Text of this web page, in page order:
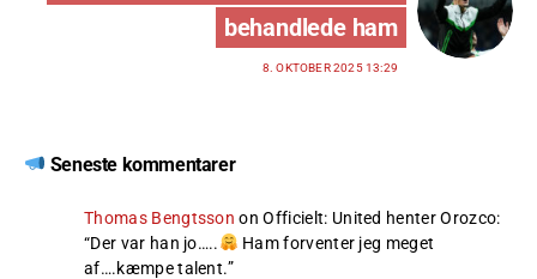
behandlede ham
8. OKTOBER 2025 13:29
Seneste kommentarer
Thomas Bengtsson onOfficielt: United henter Orozco:
“Der var han jo…..
Ham forventer jeg meget
af….kæmpe talent.”